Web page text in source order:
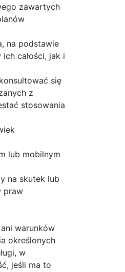
zawartych
na podstawie
całości, jak i
się
z
stosowania
lub mobilnym
na skutek lub
praw
warunków
określonych
w
jeśli ma to